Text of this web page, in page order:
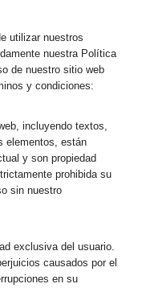
utilizar nuestros
nuestra Política
de nuestro sitio web
y condiciones:
incluyendo textos,
elementos, están
y son propiedad
prohibida su
sin nuestro
exclusiva del usuario.
causados por el
en su